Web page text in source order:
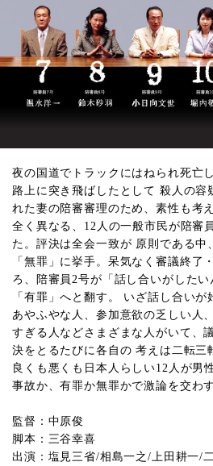
夜の国道でトラックにはねられ死亡
路上に突き飛ばしたとして 殺人の容
れた妻の陪審審理のため、素性も考
全く異なる、12人の一般市民が陪審
た。評決は全会一致が 原則である中
「無罪」に挙手。呆気なく審議終了
ろ、陪審員2号が「話し合いがした
「有罪」へと翻す。 いざ話し合い
あやふやな人、参加意欲の乏しい人
すぎる人などさまざまな人がいて、
決をとるたびに各自の 考えは二転三
良くも悪くも日本人らしい12人が男
事故か、有罪か無罪かで激論を交わす
監督：中原俊
脚本：三谷幸喜
出演：塩見三省/相島一之/上田耕一/